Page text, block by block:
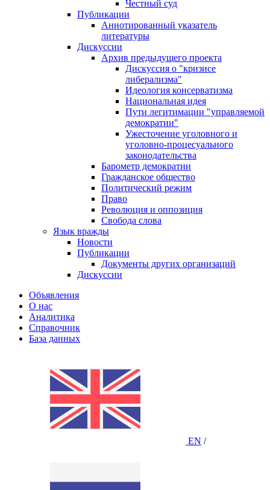
Честный суд
Публикации
Аннотированный указатель
литературы
Дискуссии
Архив предыдущего проекта
Дискуссия о "кризисе
либерализма"
Идеология консерватизма
Национальная идея
Пути легитимации "управляемой
демократии"
Ужесточение уголовного и
уголовно-процесуального
законодательства
Барометр демократии
Гражданское общество
Политический режим
Право
Революция и оппозиция
Свобода слова
Язык вражды
Новости
Публикации
Документы других организаций
Дискуссии
Объявления
О нас
Аналитика
Справочник
База данных
EN /